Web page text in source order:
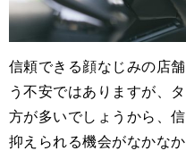
信頼できる顔なじみの店
う不安ではありますが、
方が多いでしょうから、
抑えられる機会がなかな